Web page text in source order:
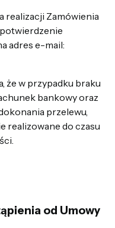
realizacji Zamówienia
adres e-mail:
że w przypadku braku
bankowy oraz
przelewu,
realizowane do czasu
od Umowy